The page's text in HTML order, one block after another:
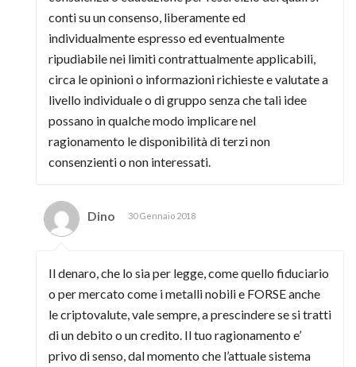
conti su un consenso, liberamente ed
individualmente espresso ed eventualmente
ripudiabile nei limiti contrattualmente applicabili,
circa le opinioni o informazioni richieste e valutate a
livello individuale o di gruppo senza che tali idee
possano in qualche modo implicare nel
ragionamento le disponibilità di terzi non
consenzienti o non interessati.
Dino 30 Gennaio 2018
Il denaro, che lo sia per legge, come quello fiduciario
o per mercato come i metalli nobili e FORSE anche
le criptovalute, vale sempre, a prescindere se si tratti
di un debito o un credito. Il tuo ragionamento e’
privo di senso, dal momento che l’attuale sistema